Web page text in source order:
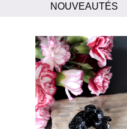
NOUVEAUTÉS